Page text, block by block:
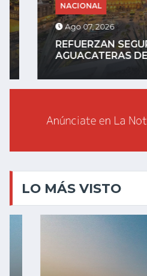
NACIONAL
Ago 07, 2026
REFUERZAN
AGUACATERAS DE
LO MÁS VISTO